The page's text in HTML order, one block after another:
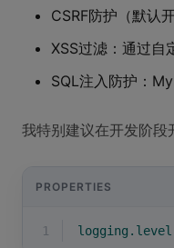
CSRF防护（默认开
XSS过滤：通过
SQL注入防护：
我特别建议在开发阶段
PROPERTIES
1